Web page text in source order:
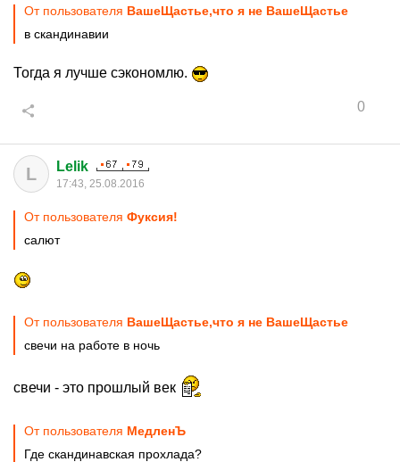
От пользователя ВашеЩастье,что я не ВашеЩастье
в скандинавии
Тогда я лучше сэкономлю.
0
L Lelik
17:43, 25.08.2016
От пользователя Фуксия!
салют
От пользователя ВашеЩастье,что я не ВашеЩастье
свечи на работе в ночь
свечи - это прошлый век
От пользователя МедленЪ
Где скандинавская прохлада?